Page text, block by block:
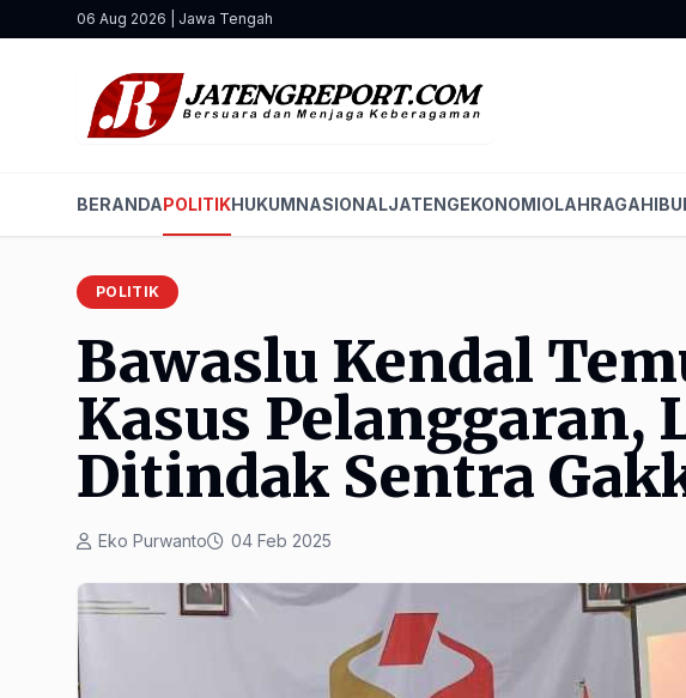
06 Aug 2026 | Jawa Tengah
BERANDAPOLITIKHUKUMNASIONALJATENGEKONOMIOLAHRAGA
POLITIK
Bawaslu Kendal
Kasus Pelanggaran,
Ditindak Sentra
Eko Purwanto 04 Feb 2025